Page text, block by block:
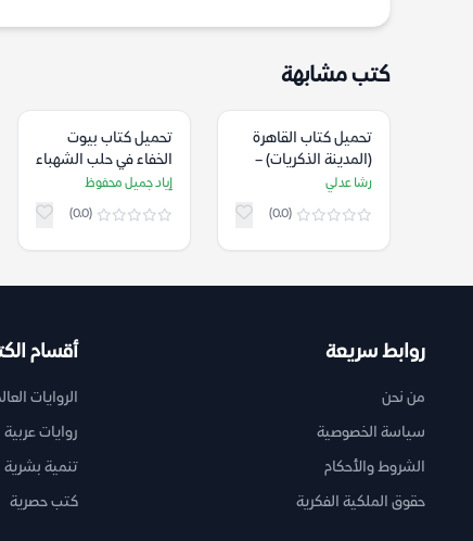
كتب مشابهة
تحميل كتاب القاهرة
(المدينة الذكريات) –
رشا عدلي
رشا عدلي
(0.0)
تحميل كتاب بيوت
الخفاء في حلب الشهباء
– إياد جميل محفوظ
إياد جميل محفوظ
(0.0)
روابط سريعة
من نحن
سياسة الخصوصية
الشروط والأحكام
حقوق الملكية الفكرية
أقسام
الروايات
روايات عربية
تنمية بشرية
كتب حصرية